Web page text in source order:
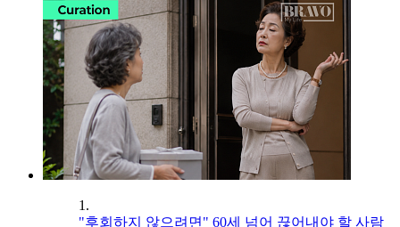
1.
"후회하지 않으려면" 60세 넘어 끊어내야 할 사람